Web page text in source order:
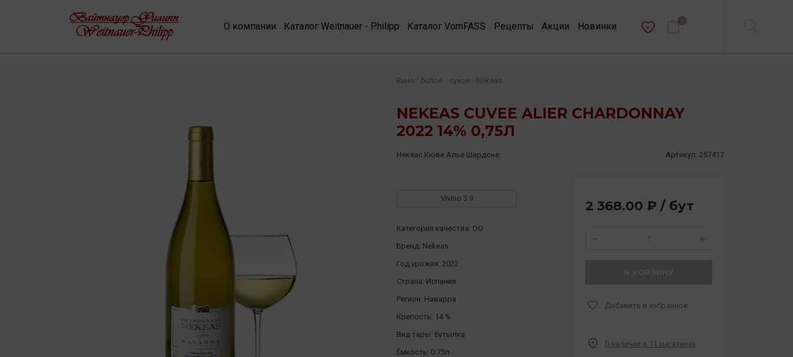
О компании Каталог Weitnauer - Philipp Каталог VomFASS Рецепты Акции Новинки 0
NEKEAS CUVEE ALIER CHARDONNAY
2022 14% 0,75Л
Вино белое сухое Nekeas
Некеас Кюве Алье Шардоне Артикул: 257417
Vivino 3.9
Категория качества: DO
Бренд: Nekeas
Год урожая: 2022
Страна: Испания
Регион: Наварра
Крепость: 14 %
Вид тары: бутылка
Ёмкость: 0.75л.
2 368.00 ₽ / бут
Добавить в избранное
В наличии в 11 магазинах